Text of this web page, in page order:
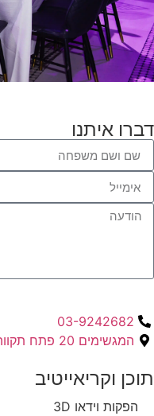
דברו איתנו
03-9242682
המגשימים 20 פתח תקווה, ת.ד. 7631, מיקוד 4934829
תוכן וקריאייטיב ​
הפקות וידאו 3D